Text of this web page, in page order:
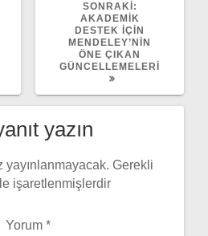
SONRAKI:
YAZI:
AKADEMIK
DESTEK İÇIN
MENDELEY’NIN
ÖNE ÇIKAN
GÜNCELLEMELERI
yazın
yayınlanmayacak. Gerekli
işaretlenmişlerdir
Yorum *